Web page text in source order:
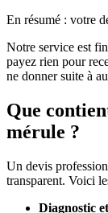
En résumé : votre
Notre service est
payez rien pour
ne donner suite à
Que
mérule ?
Un devis
transparent. Voici
Diagnostic